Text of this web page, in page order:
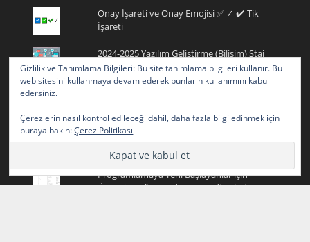
Onay İşareti ve Onay Emojisi ✅ ✓ ✔️ Tik
İşareti
2024-2025 Yazılım Geliştirme (Bilişim) Staj
Defteri Konuları ( HAFTA 1 - HAFTA 10)
HTML CSS Web Site Örnekleri 2
Programlamaya Yeni Başlayanlar için
Ücretsiz Online Kod Yazma Editörleri
Gizlilik ve Tanımlama Bilgileri: Bu site tanımlama bilgileri kullanır. Bu
web sitesini kullanmaya devam ederek bunların kullanımını kabul
edersiniz.
Çerezlerin nasıl kontrol edileceği dahil, daha fazla bilgi edinmek için
buraya bakın:Çerez Politikası